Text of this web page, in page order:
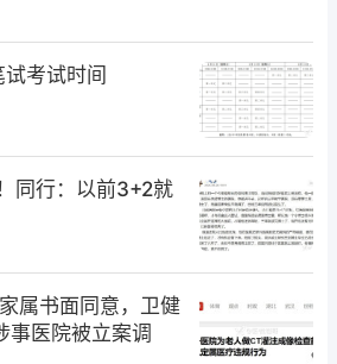
去结肠袋形变
考试时间
同行：以前3+2就
属书面同意，卫健
事医院被立案调